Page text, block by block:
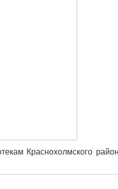
Краснохолмского